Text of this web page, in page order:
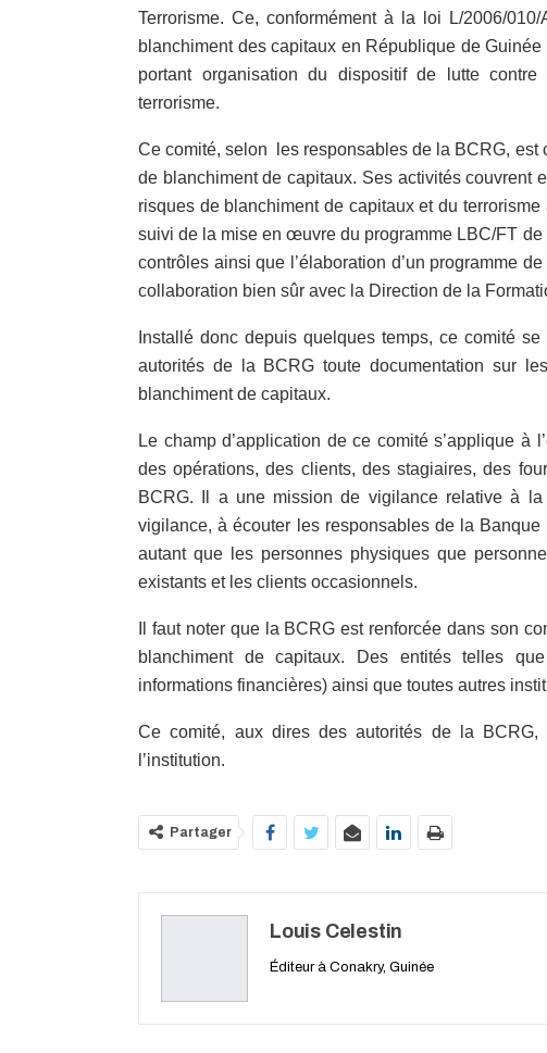
Terrorisme. Ce, conformément à la loi L/2006/
blanchiment des capitaux en République de
portant organisation du dispositif de lutte
terrorisme.
Ce comité, selon les responsables de la BCRG, est
de blanchiment de capitaux. Ses activités couvrent
risques de blanchiment de capitaux et du
suivi de la mise en œuvre du programme LBC/FT
contrôles ainsi que l’élaboration d’un programme
collaboration bien sûr avec la Direction de la
Installé donc depuis quelques temps, ce comité
autorités de la BCRG toute documentation sur
blanchiment de capitaux.
Le champ d’application de ce comité s’applique à
des opérations, des clients, des stagiaires, des
BCRG. Il a une mission de vigilance relative à
vigilance, à écouter les responsables de la
autant que les personnes physiques que
existants et les clients occasionnels.
Il faut noter que la BCRG est renforcée dans son
blanchiment de capitaux. Des entités telles
informations financières) ainsi que toutes autres
Ce comité, aux dires des autorités de la
l’institution.
Partager
Louis Celestin
Éditeur à Conakry, Guinée